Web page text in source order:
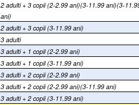
2 adulti + 3 copii (2-2.99 ani)(3-11.99 ani)(3-
ani)
2 adulti + 3 copii (3-11.99 ani)
3 adulti
3 adulti + 1 copil (2-2.99 ani)
3 adulti + 1 copil (3-11.99 ani)
3 adulti + 2 copii (2-2.99 ani)
3 adulti + 2 copii (2-2.99 ani)(3-11.99 ani)
3 adulti + 2 copii (3-11.99 ani)